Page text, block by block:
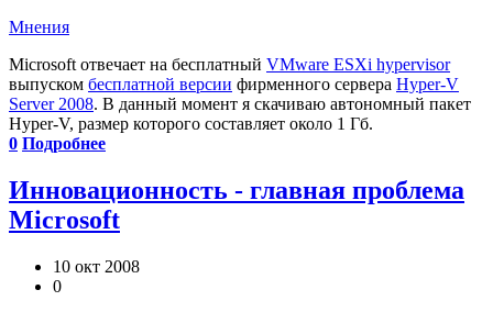
Мнения
Microsoft отвечает на бесплатный VMware ESXi hypervisor
выпуском бесплатной версии фирменного сервера Hyper-V
Server 2008. В данный момент я скачиваю автономный пакет
Hyper-V, размер которого составляет около 1 Гб.
0 Подробнее
Инновационность - главная проблема
Microsoft
10 окт 2008
0